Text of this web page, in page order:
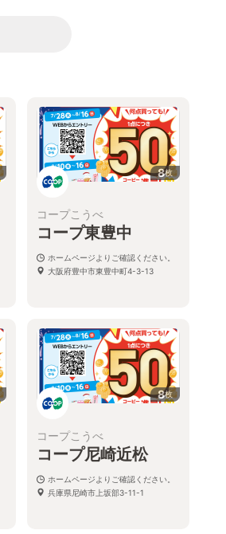
8枚
コープこうべ
コープ東豊中
ホームページよりご確認ください。
大阪府豊中市東豊中町4-3-13
8枚
コープこうべ
コープ尼崎近松
ホームページよりご確認ください。
兵庫県尼崎市上坂部3-11-1